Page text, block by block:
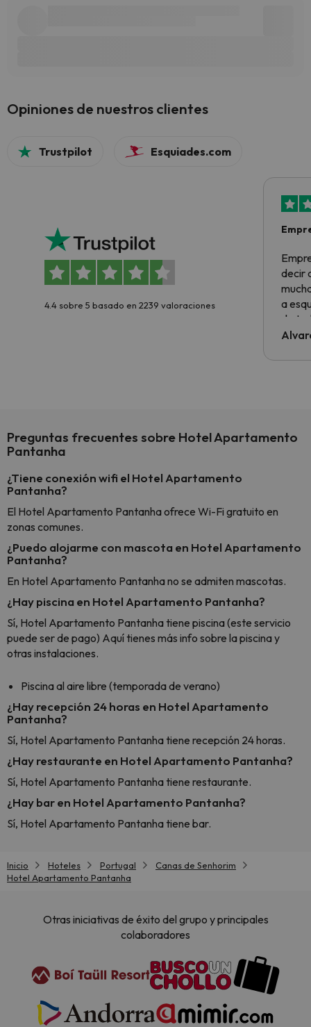
Opiniones de nuestros clientes
Trustpilot Esquiades.com
4.4 sobre 5 basado en 2239 valoraciones
decir
a
de
al
culpa
Preguntas frecuentes sobre Hotel Apartamento
Pantanha
¿Tiene conexión wifi el Hotel Apartamento
Pantanha?
El Hotel Apartamento Pantanha ofrece Wi-Fi gratuito en
zonas comunes.
¿Puedo alojarme con mascota en Hotel Apartamento
Pantanha?
En Hotel Apartamento Pantanha no se admiten mascotas.
¿Hay piscina en Hotel Apartamento Pantanha?
Sí, Hotel Apartamento Pantanha tiene piscina (este servicio
puede ser de pago) Aquí tienes más info sobre la piscina y
otras instalaciones.
Piscina al aire libre (temporada de verano)
¿Hay recepción 24 horas en Hotel Apartamento
Pantanha?
Sí, Hotel Apartamento Pantanha tiene recepción 24 horas.
¿Hay restaurante en Hotel Apartamento Pantanha?
Sí, Hotel Apartamento Pantanha tiene restaurante.
¿Hay bar en Hotel Apartamento Pantanha?
Sí, Hotel Apartamento Pantanha tiene bar.
Inicio Hoteles Portugal
Canas de Senhorim
Hotel Apartamento Pantanha
Otras iniciativas de éxito del grupo y principales
colaboradores